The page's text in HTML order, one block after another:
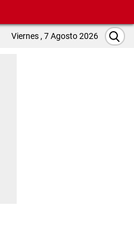
Viernes , 7 Agosto 2026